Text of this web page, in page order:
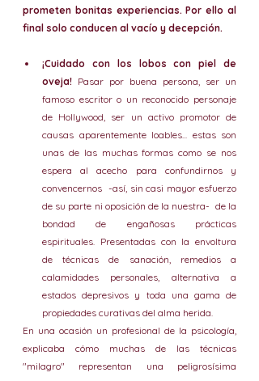
prometen bonitas experiencias. Por ello al
final solo conducen al vacío y decepción.
¡Cuidado con los lobos con piel de
oveja! Pasar por buena persona, ser un
famoso escritor o un reconocido personaje
de Hollywood, ser un activo promotor de
causas aparentemente loables... estas son
unas de las muchas formas como se nos
espera al acecho para confundirnos y
convencernos  -así, sin casi mayor esfuerzo
de su parte ni oposición de la nuestra-  de la
bondad de engañosas prácticas
espirituales. Presentadas con la envoltura
de técnicas de sanación, remedios a
calamidades personales, alternativa a
estados depresivos y toda una gama de
propiedades curativas del alma herida.
En una ocasión un profesional de la psicología,
explicaba cómo muchas de las técnicas
"milagro" representan una peligrosísima